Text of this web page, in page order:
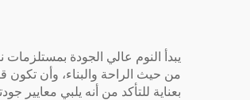
يبدأ النوم عالي الجودة
من حيث الراحة والبناء، وأن تكون
بعناية للتأكد من أنه يلبي معايير